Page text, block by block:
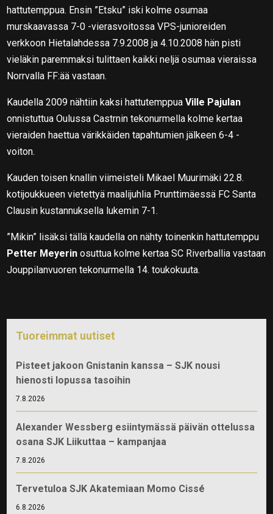
hattutemppua. Ensin ”Etsku” iski kolme osumaa
murskaavassa 7-0 -vierasvoitossa VPS-junioreiden
verkkoon Hietalahdessa 7.9.2008 ja 4.10.2008 hän pisti
vieläkin paremmaksi tulittaen kaikki neljä osumaa vieraissa
Norrvalla FF:ää vastaan.
Kaudella 2009 nähtiin kaksi hattutemppuaVille Pajulan
onnistuttua Oulussa Castrnin tekonurmella kolme kertaa
vieraiden haettua värikkäiden tapahtumien jälkeen 6-4 -
voiton.
Kauden toisen knallin viimeisteli Mikael Muurimäki 22.8.
kotijoukkueen vietettyä maalijuhlia Prunttimäessä FC Santa
Clausin kustannuksella lukemin 7-1.
”Mikin” lisäksi tällä kaudella on nähty toinenkin hattutemppu
Petter Meyerin osuttua kolme kertaa SC Riverballia vastaan
Jouppilanvuoren tekonurmella 14. toukokuuta.
Tuoreimmat uutiset
Pisteet jakoon Gnistanin kanssa – SJK nousi
hienosti lopussa tasoihin
7.8.2026
Alexander Wessberg esiintymässä päivän ottelussa
osana SJK Liikuttaa – kampanjaa
7.8.2026
Tervetuloa SJK Akatemiaan Momo Cissé
6.8.2026